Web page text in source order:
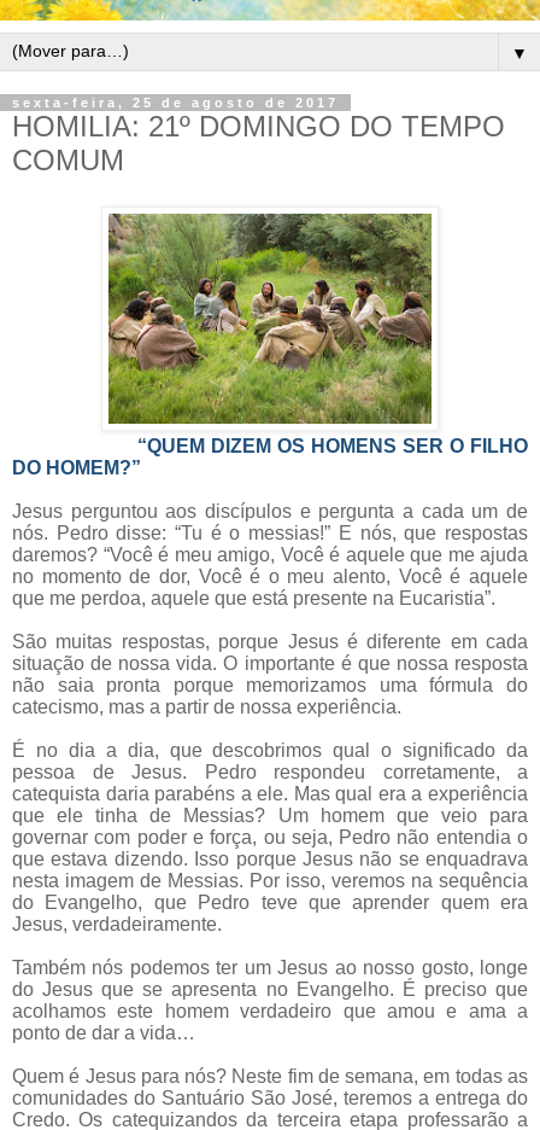
▼
sexta-feira, 25 de agosto de 2017
HOMILIA: 21º DOMINGO DO TEMPO
COMUM
“QUEM DIZEM OS HOMENS SER O FILHO
DO HOMEM?”
Jesus perguntou aos discípulos e pergunta a cada um de
nós. Pedro disse: “Tu é o messias!” E nós, que respostas
daremos? “Você é meu amigo, Você é aquele que me ajuda
no momento de dor, Você é o meu alento, Você é aquele
que me perdoa, aquele que está presente na Eucaristia”.
São muitas respostas, porque Jesus é diferente em cada
situação de nossa vida. O importante é que nossa resposta
não saia pronta porque memorizamos uma fórmula do
catecismo, mas a partir de nossa experiência.
É no dia a dia, que descobrimos qual o significado da
pessoa de Jesus. Pedro respondeu corretamente, a
catequista daria parabéns a ele. Mas qual era a experiência
que ele tinha de Messias? Um homem que veio para
governar com poder e força, ou seja, Pedro não entendia o
que estava dizendo. Isso porque Jesus não se enquadrava
nesta imagem de Messias. Por isso, veremos na sequência
do Evangelho, que Pedro teve que aprender quem era
Jesus, verdadeiramente.
Também nós podemos ter um Jesus ao nosso gosto, longe
do Jesus que se apresenta no Evangelho. É preciso que
acolhamos este homem verdadeiro que amou e ama a
ponto de dar a vida…
Quem é Jesus para nós? Neste fim de semana, em todas as
comunidades do Santuário São José, teremos a entrega do
Credo. Os catequizandos da terceira etapa professarão a